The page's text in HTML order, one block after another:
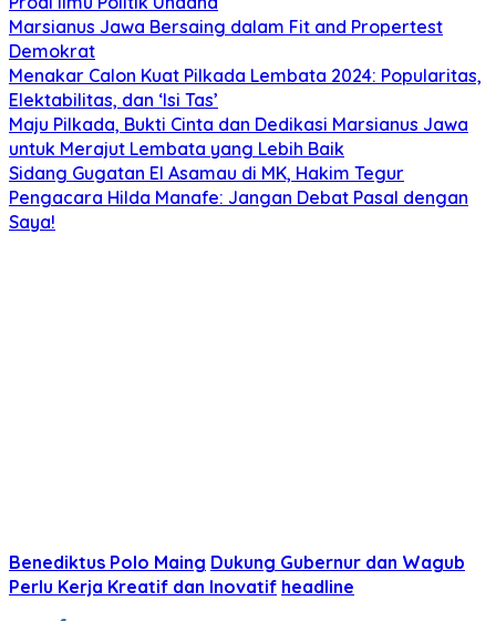
Marsianus Jawa Bersaing dalam Fit and Propertest
Demokrat
Menakar Calon Kuat Pilkada Lembata 2024: Popularitas,
Elektabilitas, dan ‘Isi Tas’
Maju Pilkada, Bukti Cinta dan Dedikasi Marsianus Jawa
untuk Merajut Lembata yang Lebih Baik
Sidang Gugatan El Asamau di MK, Hakim Tegur
Pengacara Hilda Manafe: Jangan Debat Pasal dengan
Saya!
Benediktus Polo Maing Dukung Gubernur dan Wagub
Perlu Kerja Kreatif dan Inovatif headline